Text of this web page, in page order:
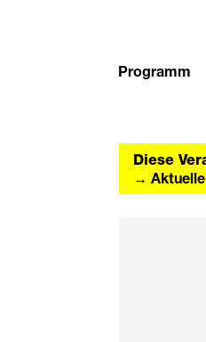
Programm
Diese
→ Aktuelle